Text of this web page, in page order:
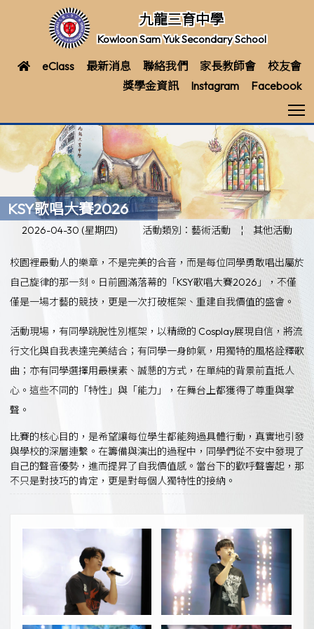
九龍三育中學
Kowloon Sam Yuk Secondary School
eClass 最新消息 聯絡我們 家長教師會
校友會
獎學金資訊
Instagram Facebook
KSY歌唱大賽2026
2026-04-30 (星期四) 活動類別：藝術活動 ¦ 其他活動
校園裡最動人的樂章，不是完美的合音，而是每位同學勇敢唱出屬於
自己旋律的那一刻。日前圓滿落幕的「KSY歌唱大賽2026」，不僅
僅是一場才藝的競技，更是一次打破框架、重建自我價值的盛會。
活動現場，有同學跳脫性別框架，以精緻的 Cosplay展現自信，將流
行文化與自我表達完美結合；有同學一身帥氣，用獨特的風格詮釋歌
曲；亦有同學選擇用最樸素、誠懇的方式，在單純的背景前直抵人
心。這些不同的「特性」與「能力」，在舞台上都獲得了尊重與掌
聲。
比賽的核心目的，是希望讓每位學生都能夠過具體行動，真實地引發
與學校的深層連繫。在籌備與演出的過程中，同學們從不安中發現了
自己的聲音優勢，進而提昇了自我價值感。當台下的歡呼聲響起，那
不只是對技巧的肯定，更是對每個人獨特性的接納。